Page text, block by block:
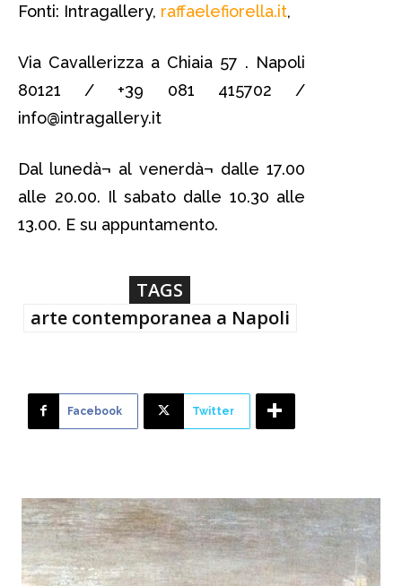
Fonti: Intragallery, raffaelefiorella.it,
Via Cavallerizza a Chiaia 57 . Napoli
80121 / +39 081 415702 /
info@intragallery.it
Dal lunedà¬ al venerdà¬ dalle 17.00
alle 20.00. Il sabato dalle 10.30 alle
13.00. E su appuntamento.
TAGS
arte contemporanea a Napoli
Facebook Twitter